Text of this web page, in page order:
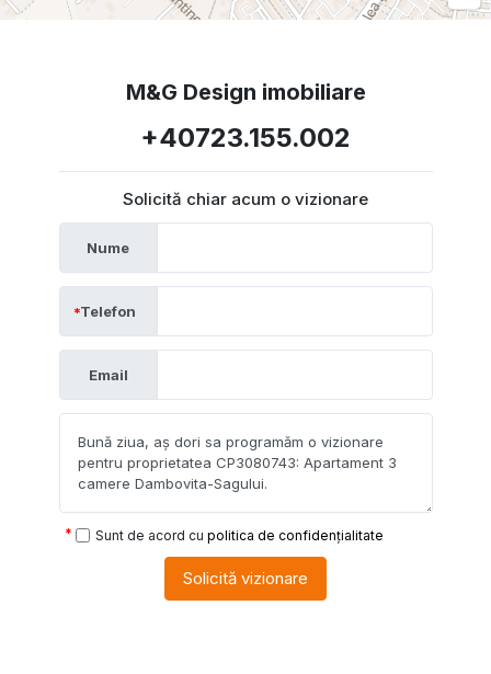
M&G Design imobiliare
+40723.155.002
Solicită chiar acum o vizionare
Nume
Telefon
Email
Sunt de acord cu politica de confidențialitate
Solicită vizionare